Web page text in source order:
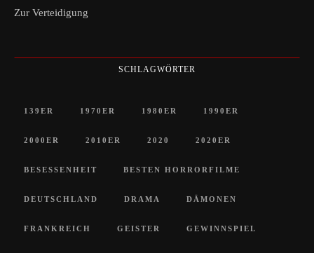
Zur Verteidigung
SCHLAGWÖRTER
139ER 1970ER 1980ER 1990ER
2000ER 2010ER 2020 2020ER
BESESSENHEIT BESTEN HORRORFILME
DEUTSCHLAND DRAMA DÄMONEN
FRANKREICH GEISTER GEWINNSPIEL